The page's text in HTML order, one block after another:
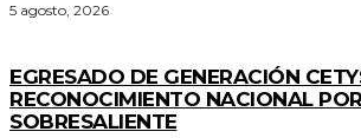
5 agosto, 2026
EGRESADO DE GENERACIÓN
RECONOCIMIENTO NACIONAL
SOBRESALIENTE